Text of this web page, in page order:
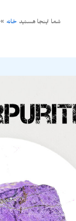
شما اینجا هستید خانه »